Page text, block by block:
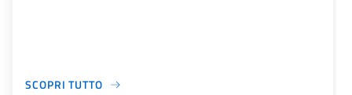
SCOPRI TUTTO